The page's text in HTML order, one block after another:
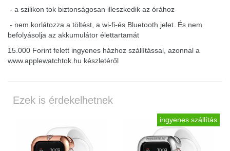
- a szilikon tok biztonságosan illeszkedik az órához
- nem korlátozza a töltést, a wi-fi-és Bluetooth jelet. És nem
befolyásolja az akkumulátor élettartamát
15.000 Forint felett ingyenes házhoz szállítással, azonnal a
www.applewatchtok.hu készletéről
Ezek is érdekelhetnek
ingyenes szállítás